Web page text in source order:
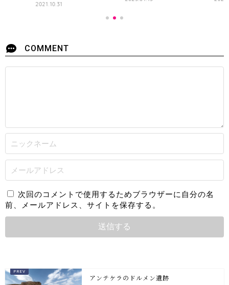
2021.10.31
COMMENT
次回のコメントで使用するためブラウザーに自分の名
前、メールアドレス、サイトを保存する。
アンテケラのドルメン遺跡